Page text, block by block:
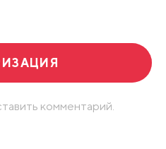
комментарий.